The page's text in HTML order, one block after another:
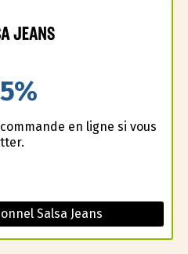
en ligne si vous
Salsa Jeans